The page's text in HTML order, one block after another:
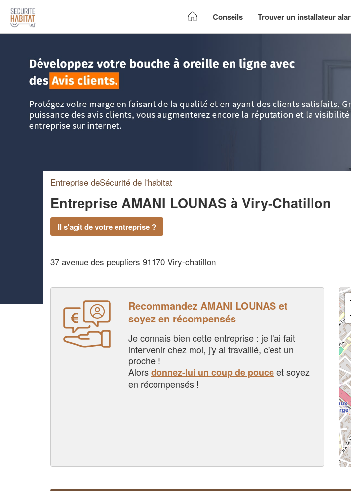
Conseils Trouver un installateur
Entreprise deSécurité de l'habitat
Entreprise AMANI LOUNAS à Viry-Chatillon
Il s'agit de votre entreprise ?
37 avenue des peupliers 91170 Viry-chatillon
Recommandez AMANI LOUNAS et
soyez en récompensés
Je connais bien cette entreprise : je l'ai fait
intervenir chez moi, j'y ai travaillé, c'est un
proche !
Alorsdonnez-lui un coup de pouceet soyez
en récompensés !